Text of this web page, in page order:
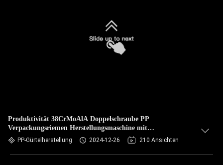
Produktivität 38CrMoAlA Doppelschraube PP
Verpackungsriemen Herstellungsmaschine mit
vollautomatischer Qualität
PP-Gürtelherstellung 2024-12-26 210 Ansichten